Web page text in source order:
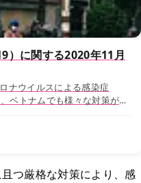
）に関する2020年11月
ナウイルスによる感染症
ベトナムでも様々な対策がな
つ厳格な対策により、感